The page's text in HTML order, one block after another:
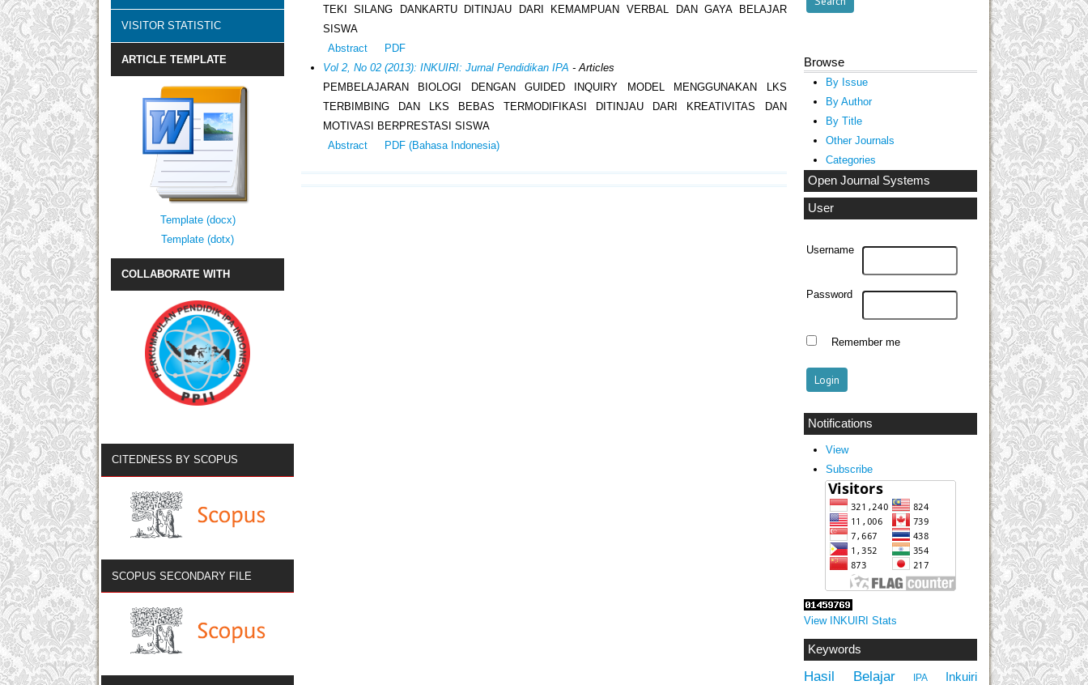
Browse
By Issue
By Author
By Title
Other Journals
Categories
Open Journal Systems
User
Username
Password
Remember me
Notifications
View
Subscribe
View INKUIRI Stats
Keywords
Hasil Belajar IPA
Inkuiri
VISITOR STATISTIC
ARTICLE TEMPLATE
Template (docx)
Template (dotx)
COLLABORATE WITH
CITEDNESS BY SCOPUS
SCOPUS SECONDARY FILE
TEKI SILANG DANKARTU DITINJAU DARI KEMAMPUAN VERBAL DAN GAYA BELAJAR
SISWA
Abstract
PDF
Vol 2, No 02 (2013): INKUIRI: Jurnal Pendidikan IPA - Articles
PEMBELAJARAN BIOLOGI DENGAN GUIDED INQUIRY MODEL MENGGUNAKAN LKS
TERBIMBING DAN LKS BEBAS TERMODIFIKASI DITINJAU DARI KREATIVITAS DAN
MOTIVASI BERPRESTASI SISWA
Abstract
PDF (Bahasa Indonesia)